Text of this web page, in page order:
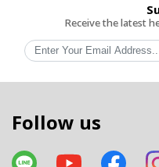
Receive the latest
Follow us